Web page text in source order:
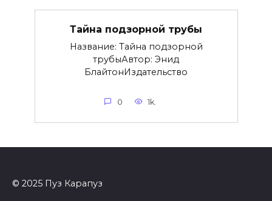
Тайна подзорной трубы
Название: Тайна подзорной
трубыАвтор: Энид
БлайтонИздательство
0 1k.
© 2025 Пуз Карапуз